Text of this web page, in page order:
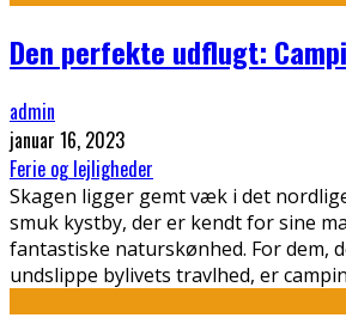
Den perfekte udflugt:
admin
januar 16, 2023
Ferie og lejligheder
Skagen ligger gemt væk i det
smuk kystby, der er kendt for sine
fantastiske naturskønhed. For dem,
undslippe bylivets travlhed, er